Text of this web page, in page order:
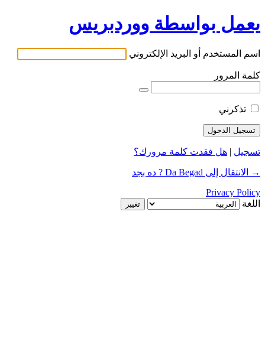
يعمل بواسطة ووردبريس
اسم المستخدم أو البريد الإلكتروني
كلمة المرور
تذكرني
تسجيل | هل فقدت كلمة مرورك؟
→ الانتقال إلى Da Begad ? ده بجد
Privacy Policy
اللغة